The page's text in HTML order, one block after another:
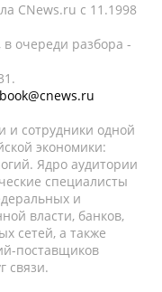
CNews.ru c 11.1998
очереди разбора -
book@cnews.ru
и сотрудники одной
экономики:
Ядро аудитории
специалисты
и
власти, банков,
сетей, а также
поставщиков
связи.